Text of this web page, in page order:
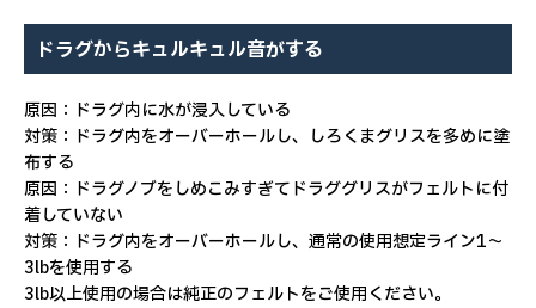
ドラグからキュルキュル音がする
原因：ドラグ内に水が浸入している
対策：ドラグ内をオーバーホールし、しろくまグリスを多めに塗
布する
原因：ドラグノブをしめこみすぎてドラググリスがフェルトに付
着していない
対策：ドラグ内をオーバーホールし、通常の使用想定ライン1〜
3lbを使用する
3lb以上使用の場合は純正のフェルトをご使用ください。